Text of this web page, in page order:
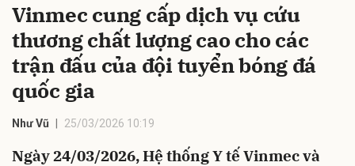
Vinmec cung cấp dịch vụ cứu
thương chất lượng cao cho các
trận đấu của đội tuyển bóng đá
quốc gia
Như Vũ 25/03/2026 10:19
Ngày 24/03/2026, Hệ thống Y tế Vinmec và